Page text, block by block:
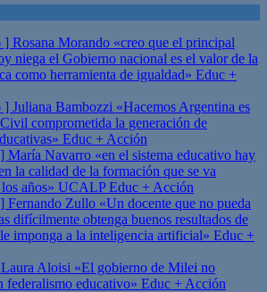
] Rosana Morando «creo que el principal
niega el Gobierno nacional es el valor de la
como herramienta de igualdad» Educ +
] Juliana Bambozzi «Hacemos Argentina es
comprometida la generación de
Educ + Acción
María Navarro «en el sistema educativo hay
la calidad de la formación que se va
los años» UCALPEduc + Acción
Fernando Zullo «Un docente que no pueda
difícilmente obtenga buenos resultados de
imponga a la inteligencia artificial» Educ +
Laura Aloisi «El gobierno de Milei no
federalismo educativo» Educ + Acción